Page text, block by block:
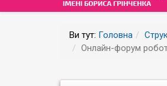
Ви тут: Головна
Онлайн-форум